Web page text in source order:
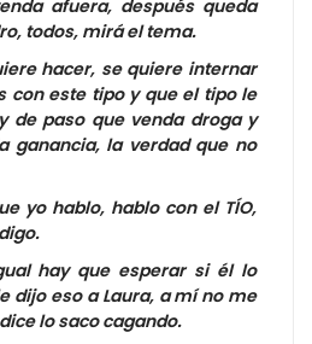
afuera, después queda
todos, mirá el tema.
hacer, se quiere internar
con este tipo y que el tipo le
de paso que venda droga y
ganancia, la verdad que no
yo hablo, hablo con el TÍO,
hay que esperar si él lo
dijo eso a Laura, a mí no me
lo saco cagando.